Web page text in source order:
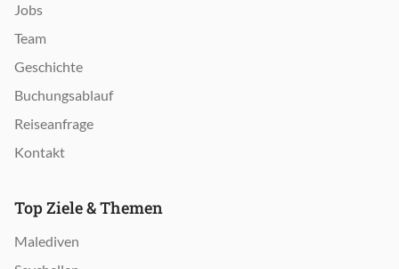
Jobs
Team
Geschichte
Buchungsablauf
Reiseanfrage
Kontakt
Top Ziele & Themen
Malediven